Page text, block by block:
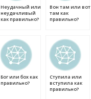
Неудачный или
неудачливый
как правильно?
Вон там или вот
там как
правильно?
Бог или бох как
правильно?
Ступила или
вступила как
правильно?